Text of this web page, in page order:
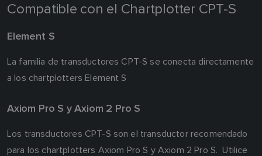
Compatible con el Chartplotter CPT-S
Element S
La familia de transductores CPT-S se conecta directamente
a los chartplotters Element S
Axiom Pro S y Axiom 2 Pro S
Los transductores CPT-S son el transductor recomendado
para los chartplotters Axiom Pro S y Axiom 2 Pro S. Utilice